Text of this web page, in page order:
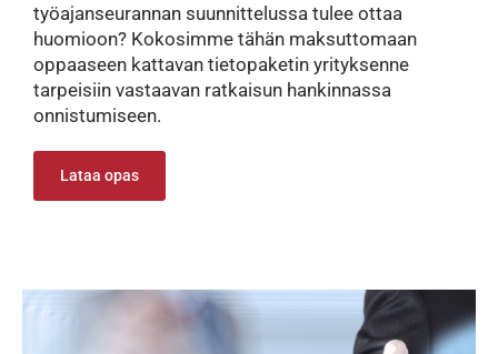
työajanseurannan suunnittelussa tulee ottaa
huomioon? Kokosimme tähän maksuttomaan
oppaaseen kattavan tietopaketin yrityksenne
tarpeisiin vastaavan ratkaisun hankinnassa
onnistumiseen.
Lataa opas